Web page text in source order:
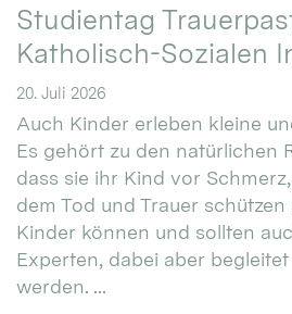
Studientag
Katholisch-Sozialen
20. Juli 2026
Auch Kinder erleben kleine
Es gehört zu den natürlichen
dass sie ihr Kind vor
dem Tod und Trauer
Kinder können und sollten
Experten, dabei aber
werden. ...